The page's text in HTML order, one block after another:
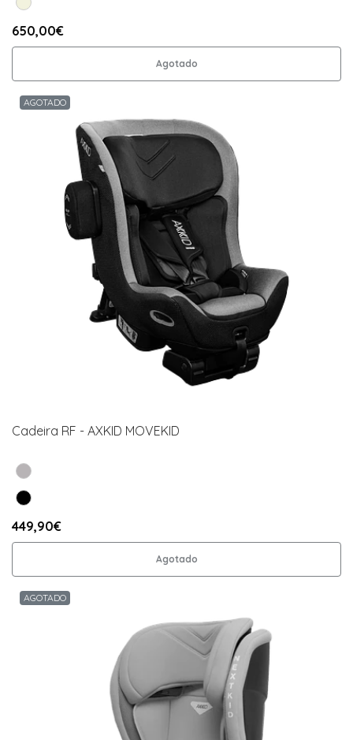
650,00€
Agotado
AGOTADO
Cadeira RF - AXKID MOVEKID
449,90€
Agotado
AGOTADO